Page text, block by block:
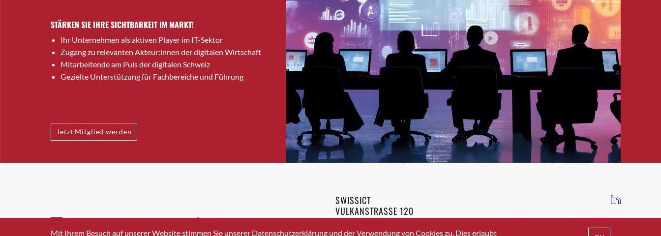
Brig-Glis
Bronschhofen
Brugg
Brugg AG
Burgdorf
Bäretswil
Bülach
Cazis
Crissier
Davos Platz
STÄRKEN SIE IHRE SICHTBARKEIT IM MARKT!
Ihr Unternehmen als aktiven Player im IT-Sektor
Zugang zu relevanten Akteur:innen der digitalen Wirtschaft
Mitarbeitende am Puls der digitalen Schweiz
Gezielte Unterstützung für Fachbereiche und Führung
Jetzt Mitglied werden
INFO@SWISSICT.CH +41 43 336 40 20
SWISSICT
VULKANSTRASSE 120
8048 ZURICH
IMPRESSUM DATENSCHUTZ AGB
Mit Ihrem Besuch auf unserer Website stimmen Sie unserer Datenschutzerklärung und der Verwendung von Cookies zu. Dies erlaubt